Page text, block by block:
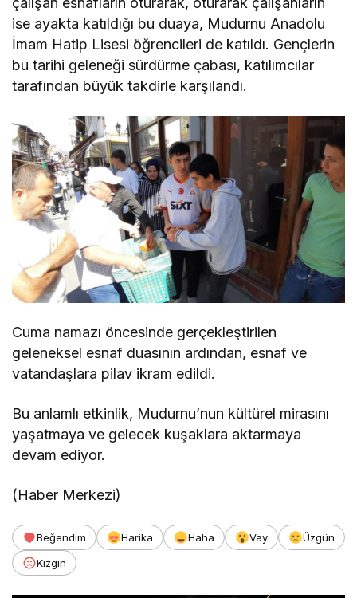
ise ayakta katıldığı bu duaya, Mudurnu Anadolu
İmam Hatip Lisesi öğrencileri de katıldı. Gençlerin
bu tarihi geleneği sürdürme çabası, katılımcılar
tarafından büyük takdirle karşılandı.
Cuma namazı öncesinde gerçekleştirilen
geleneksel esnaf duasının ardından, esnaf ve
vatandaşlara pilav ikram edildi.
Bu anlamlı etkinlik, Mudurnu’nun kültürel mirasını
yaşatmaya ve gelecek kuşaklara aktarmaya
devam ediyor.
(Haber Merkezi)
Beğendim Harika Haha Vay
Üzgün
Kızgın